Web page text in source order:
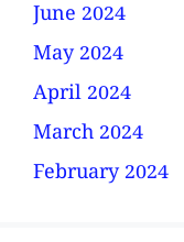
June 2024
May 2024
April 2024
March 2024
February 2024